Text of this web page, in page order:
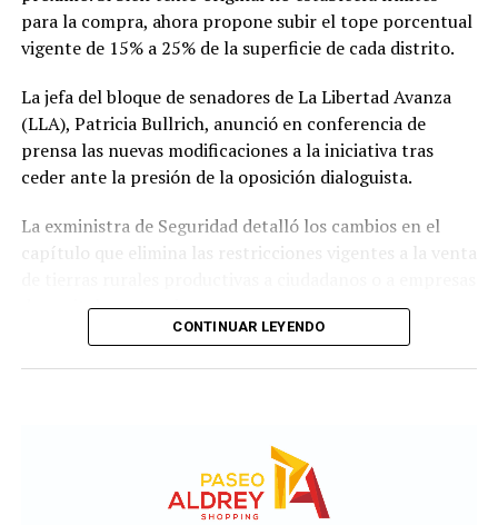
para la compra, ahora propone subir el tope porcentual
vigente de 15% a 25% de la superficie de cada distrito.
La jefa del bloque de senadores de La Libertad Avanza
(LLA), Patricia Bullrich, anunció en conferencia de
prensa las nuevas modificaciones a la iniciativa tras
ceder ante la presión de la oposición dialoguista.
La exministra de Seguridad detalló los cambios en el
capítulo que elimina las restricciones vigentes a la venta
de capitales extranjeros.
Por otro lado, la iniciativa introduce un agregado sobre
el artículo 4 de Ley N° 21.499 relacionada a las
CONTINUAR LEYENDO